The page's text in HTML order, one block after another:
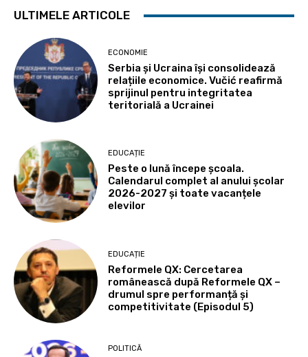
ULTIMELE ARTICOLE
ECONOMIE
Serbia și Ucraina își consolidează
relațiile economice. Vučić reafirmă
sprijinul pentru integritatea
teritorială a Ucrainei
EDUCAȚIE
Peste o lună începe școala.
Calendarul complet al anului școlar
2026-2027 și toate vacanțele
elevilor
EDUCAȚIE
Reformele QX: Cercetarea
românească după Reformele QX –
drumul spre performanță și
competitivitate (Episodul 5)
POLITICĂ